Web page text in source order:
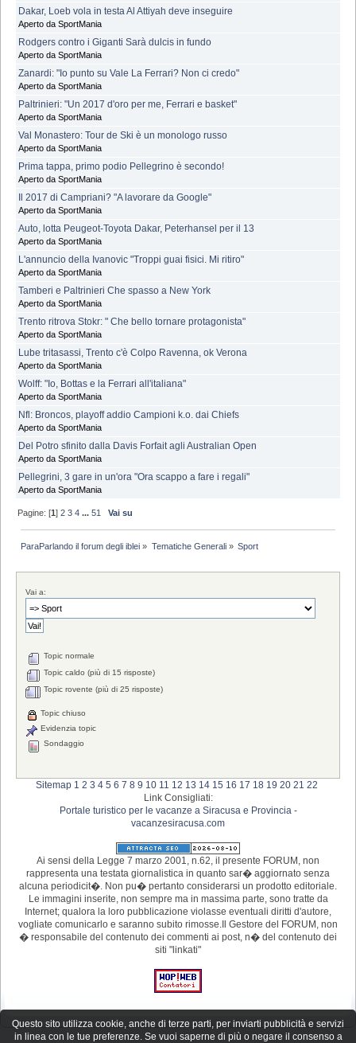
Dakar, Loeb vola in testa Al Attiyah deve inseguire
Aperto da SportMania
Rodgers contro i Giganti Sarà dulcis in fundo
Aperto da SportMania
Zanardi: "Io punto su Vale La Ferrari? Non ci credo"
Aperto da SportMania
Paltrinieri: "Un 2017 d'oro per me, Ferrari e basket"
Aperto da SportMania
Val Monastero: Tour de Ski è un monologo russo
Aperto da SportMania
Prima tappa, primo podio Pellegrino è secondo!
Aperto da SportMania
Il 2017 di Campriani? "A lavorare da Google"
Aperto da SportMania
Auto, lotta Peugeot-Toyota Dakar, Peterhansel per il 13
Aperto da SportMania
L'annuncio della Ivanovic "Troppi guai fisici. Mi ritiro"
Aperto da SportMania
Tamberi e Paltrinieri Che spasso a New York
Aperto da SportMania
Trento ritrova Stokr: " Che bello tornare protagonista"
Aperto da SportMania
Lube tritasassi, Trento c'è Colpo Ravenna, ok Verona
Aperto da SportMania
Wolff: "Io, Bottas e la Ferrari all'italiana"
Aperto da SportMania
Nfl: Broncos, playoff addio Campioni k.o. dai Chiefs
Aperto da SportMania
Del Potro sfinito dalla Davis Forfait agli Australian Open
Aperto da SportMania
Pellegrini, 3 gare in un'ora "Ora scappo a fare i regali"
Aperto da SportMania
Pagine: [1]2 3 4 ...51 Vai su
ParaParlando il forum degli iblei » Tematiche Generali» Sport
Vai a:
Topic normale
Topic caldo (più di 15 risposte)
Topic rovente (più di 25 risposte)
Topic chiuso
Evidenzia topic
Sondaggio
Sitemap 1 2 3 4 5 6 7 8 9 10 11 12 13 14 15 16 17 18 19 20 21 22
Link Consigliati:
Portale turistico per le vacanze a Siracusa e Provincia -
vacanzesiracusa.com
Ai sensi della Legge 7 marzo 2001, n.62, il presente FORUM, non
rappresenta una testata giornalistica in quanto sar� aggiornato senza
alcuna periodicit�. Non pu� pertanto considerarsi un prodotto editoriale.
Le immagini inserite, non sempre ma in massima parte, sono tratte da
Internet; qualora la loro pubblicazione violasse eventuali diritti d'autore,
vogliate comunicarlo e saranno subito rimosse.Il Gestore del FORUM, non
� responsabile del contenuto dei commenti ai post, n� del contenuto dei
siti "linkati"
Questo sito utilizza cookie, anche di terze parti, per inviarti pubblicità e servizi
in linea con le tue preferenze. Se vuoi saperne di più o negare il consenso a